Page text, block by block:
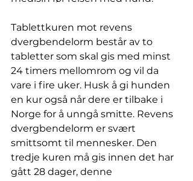
Tablettkuren mot revens
dvergbendelorm består av to
tabletter som skal gis med minst
24 timers mellomrom og vil da
vare i fire uker. Husk å gi hunden
en kur også når dere er tilbake i
Norge for å unngå smitte. Revens
dvergbendelorm er svært
smittsomt til mennesker. Den
tredje kuren må gis innen det har
gått 28 dager, denne